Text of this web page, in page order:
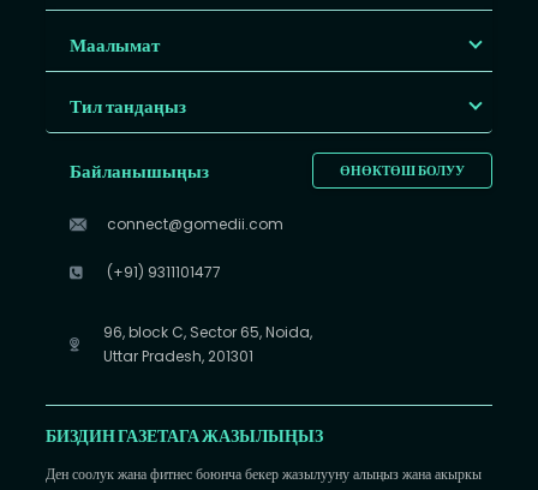
Маалымат
Тил тандаңыз
ӨНӨКТӨШ БОЛУУ
Байланышыңыз
connect@gomedii.com
(+91) 9311101477
96, block C, Sector 65, Noida,
Uttar Pradesh, 201301
БИЗДИН ГАЗЕТАГА ЖАЗЫЛЫҢЫЗ
Ден соолук жана фитнес боюнча бекер жазылууну алыңыз жана акыркы